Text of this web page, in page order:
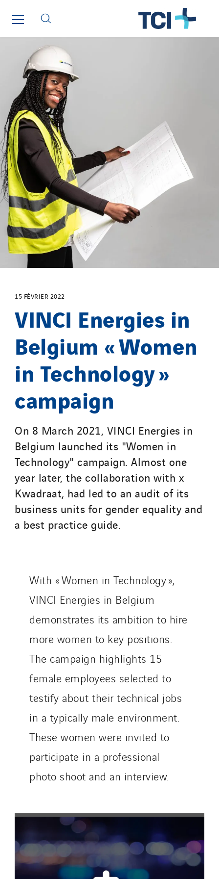
15 FÉVRIER 2022
VINCI Energies in
Belgium « Women
in Technology »
campaign
On 8 March 2021, VINCI Energies in
Belgium launched its "Women in
Technology" campaign. Almost one
year later, the collaboration with x
Kwadraat, had led to an audit of its
business units for gender equality and
a best practice guide.
With « Women in Technology »,
VINCI Energies in Belgium
demonstrates its ambition to hire
more women to key positions.
The campaign highlights 15
female employees selected to
testify about their technical jobs
in a typically male environment.
These women were invited to
participate in a professional
photo shoot and an interview.
NAE-France
Omexom Technikforum
Omnidec
Paumier Industrie
Paumier Marine
Paumier SA
Process Energy
Provelec Sud
Qivy
Qivy Habitat
Qivy Tertiaire
Roiret Energies
Roiret Transport
Saga Tertiaire
Salendre Réseaux
Santerne Alsace
Santerne Aquitaine
Santerne Fluides
Santerne IDF
Santerne Marseille
Santerne Tertiaire et Santé
Sarrasola
Schoro Electricité
Schuh Bodentechnik
SCIE Puy de Dome
SDEL Atlantis
SDEL Grand Ouest
SDEL Navis
SDEL Rouergue
SDEL Savoie Léman
SDEL Tertiaire
SDEL Transport
SEDD
Service One Alliance
SKE-International
Smart Building Energies
Socalec
SparkEx® Funkenlöschanlagen
STE Armor
Strasser
Stroomverdeler
Sylvestre Energies
TelComTec
Telematic Solutions
Top Thermique
TranzCom
Travesset Beziers